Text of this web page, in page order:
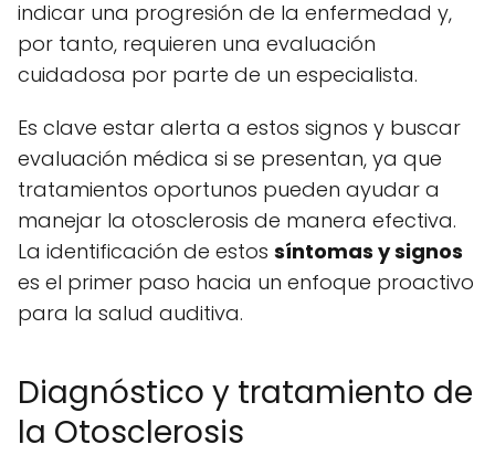
indicar una progresión de la enfermedad y,
por tanto, requieren una evaluación
cuidadosa por parte de un especialista.
Es clave estar alerta a estos signos y buscar
evaluación médica si se presentan, ya que
tratamientos oportunos pueden ayudar a
manejar la otosclerosis de manera efectiva.
La identificación de estos síntomas y signos
es el primer paso hacia un enfoque proactivo
para la salud auditiva.
Diagnóstico y tratamiento de
la Otosclerosis